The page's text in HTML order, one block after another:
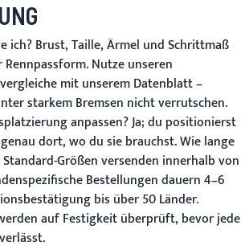
ich?Brust, Taille, Ärmel und Schrittmaß
Nutze unseren
mit unserem Datenblatt –
starkem Bremsen nicht verrutschen.
anpassen?Ja; du positionierst
dort, wo du sie brauchst.Wie lange
Standard-Größen versenden innerhalb von
Bestellungen dauern 4–6
bis über 50 Länder.
auf Festigkeit überprüft, bevor jede